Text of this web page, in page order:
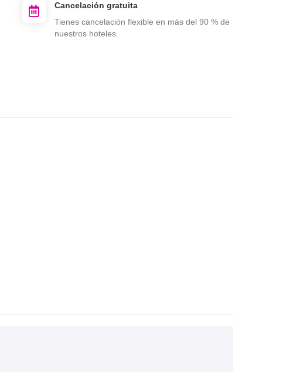
Cancelación gratuita
Tienes cancelación flexible en más del 90 % de
nuestros hoteles.